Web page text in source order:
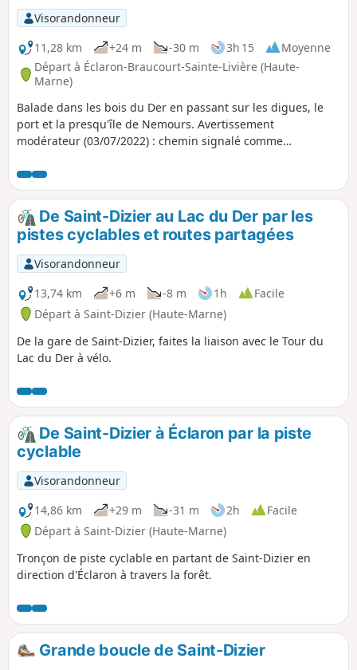
Visorandonneur
11,28 km
+24 m -30 m 3h 15
Moyenne
Départ à Éclaron-Braucourt-Sainte-Livière (Haute-
Marne)
Balade dans les bois du Der en passant sur les digues, le
port et la presqu'île de Nemours. Avertissement
modérateur (03/07/2022) : chemin signalé comme
De Saint-Dizier au Lac du Der par les
pistes cyclables et routes partagées
Visorandonneur
13,74 km
+6 m -8 m 1h
Facile
Départ à Saint-Dizier (Haute-Marne)
De la gare de Saint-Dizier, faites la liaison avec le Tour du
Lac du Der à vélo.
De Saint-Dizier à Éclaron par la piste
cyclable
Visorandonneur
14,86 km
+29 m -31 m 2h
Facile
Départ à Saint-Dizier (Haute-Marne)
Tronçon de piste cyclable en partant de Saint-Dizier en
direction d'Éclaron à travers la forêt.
Grande boucle de Saint-Dizier